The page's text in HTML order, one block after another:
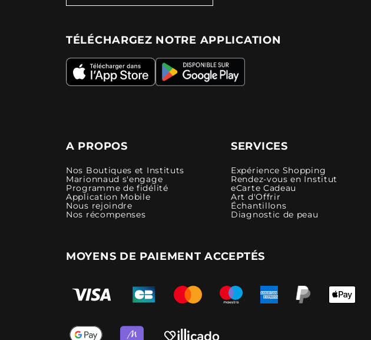
TÉLÉCHARGEZ NOTRE APPLICATION
A PROPOS
Nos Boutiques et Instituts
Marionnaud s'engage
Programme de fidélité
Application Mobile
Nous rejoindre
Nos récompenses
SERVICES
Expérience Shopping
Rendez-vous en Institut
eCarte Cadeau
Art d'Offrir
Échantillons
Diagnostic de peau
MOYENS DE PAIEMENT ACCEPTÉS